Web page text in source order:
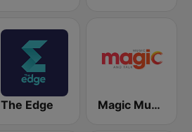
The Edge Magic Music